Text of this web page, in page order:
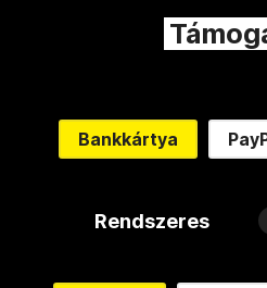
Bankkártya
Rendszeres